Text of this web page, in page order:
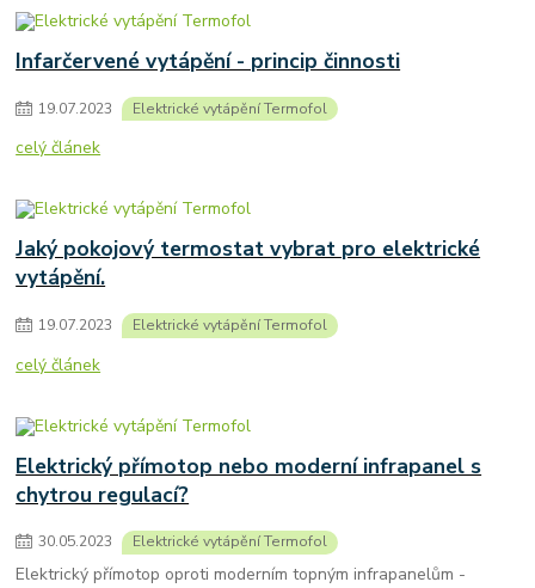
Infarčervené vytápění - princip činnosti
19.07.2023 Elektrické vytápění Termofol
celý článek
Jaký pokojový termostat vybrat pro elektrické
vytápění.
19.07.2023 Elektrické vytápění Termofol
celý článek
Elektrický přímotop nebo moderní infrapanel s
chytrou regulací?
30.05.2023 Elektrické vytápění Termofol
Elektrický přímotop oproti moderním topným infrapanelům -